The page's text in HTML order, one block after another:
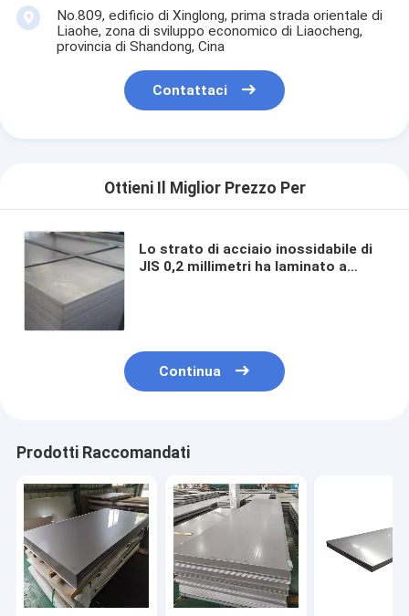
No.809, edificio di Xinglong, prima strada orientale di
Liaohe, zona di sviluppo economico di Liaocheng,
provincia di Shandong, Cina
Contattaci
Ottieni Il Miglior Prezzo Per
Lo strato di acciaio inossidabile di
JIS 0,2 millimetri ha laminato a
Continua
Prodotti Raccomandati